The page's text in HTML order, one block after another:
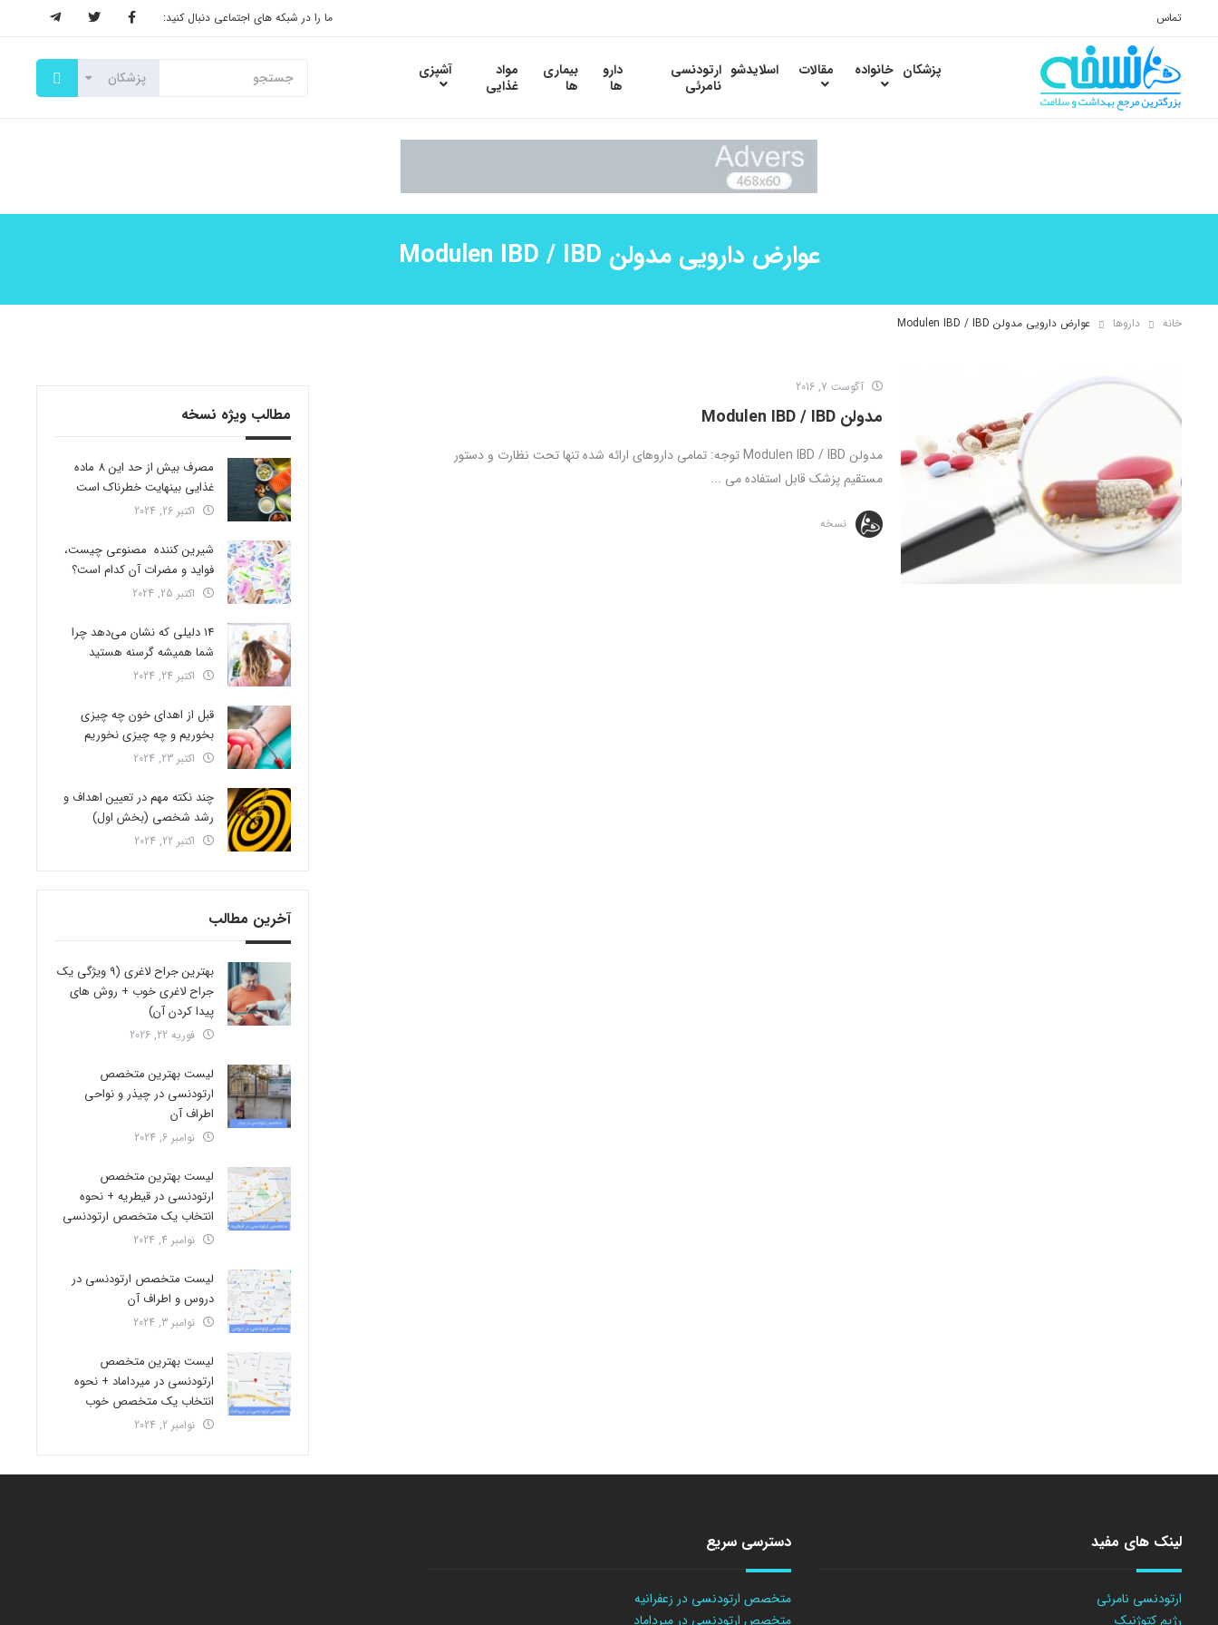
تماس ما را در شبکه های اجتماعی دنبال کنید:
پزشکان خانواده مقالات اسلایدشو ارتودنسی
نامرئی
دارو
ها
بیماری
ها
مواد
غذایی
آشپزی
عوارض دارویی مدولن Modulen IBD / IBD
خانه داروها عوارض دارویی مدولن Modulen IBD / IBD
آگوست 7, 2016
مدولن Modulen IBD / IBD
مدولن Modulen IBD / IBD توجه: تمامی داروهای ارائه شده تنها تحت نظارت و دستور
مستقیم پزشک قابل استفاده می ...
نسخه
مطالب ویژه نسخه
مصرف بیش از حد این 8 ماده
غذایی بینهایت خطرناک است
اکتبر 26, 2024
شیرین کننده مصنوعی چیست،
فواید و مضرات آن کدام است؟
اکتبر 25, 2024
14 دلیلی که نشان می‌دهد چرا
شما همیشه گرسنه هستید
اکتبر 24, 2024
قبل از اهدای خون چه چیزی
بخوریم و چه چیزی نخوریم
اکتبر 23, 2024
چند نکته مهم در تعیین اهداف و
رشد شخصی (بخش اول)
اکتبر 22, 2024
آخرین مطالب
بهترین جراح لاغری (9 ویژگی یک
جراح لاغری خوب + روش های
پیدا کردن آن)
فوریه 22, 2026
لیست بهترین متخصص
ارتودنسی در چیذر و نواحی
اطراف آن
نوامبر 6, 2024
لیست بهترین متخصص
ارتودنسی در قیطریه + نحوه
انتخاب یک متخصص ارتودنسی
نوامبر 4, 2024
لیست متخصص ارتودنسی در
دروس و اطراف آن
نوامبر 3, 2024
لیست بهترین متخصص
ارتودنسی در میرداماد + نحوه
انتخاب یک متخصص خوب
نوامبر 2, 2024
لینک های مفید
ارتودنسی نامرئی
رژیم کتوژنیک
دسترسی سریع
متخصص ارتودنسی در زعفرانیه
متخصص ارتودنسی در میرداماد